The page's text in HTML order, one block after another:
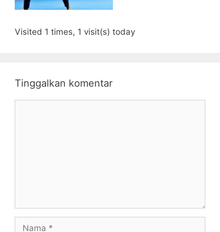
Visited 1 times, 1 visit(s) today
Tinggalkan komentar